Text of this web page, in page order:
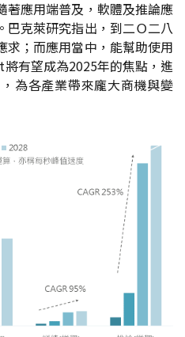
著應用端普及，軟體及推論應
巴克萊研究指出，到二Ｏ二八
求；而應用當中，能幫助使用
有望成為2025年的焦點，進
為各產業帶來龐大商機與變